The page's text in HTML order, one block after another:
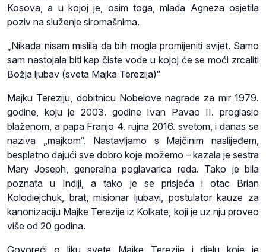
Kosova, a u kojoj je, osim toga, mlada Agneza osjetila
poziv na služenje siromašnima.
„Nikada nisam mislila da bih mogla promijeniti svijet. Samo
sam nastojala biti kap čiste vode u kojoj će se moći zrcaliti
Božja ljubav (sveta Majka Terezija)“
Majku Tereziju, dobitnicu Nobelove nagrade za mir 1979.
godine, koju je 2003. godine Ivan Pavao II. proglasio
blaženom, a papa Franjo 4. rujna 2016. svetom, i danas se
naziva „majkom“. Nastavljamo s Majčinim naslijeđem,
besplatno dajući sve dobro koje možemo – kazala je sestra
Mary Joseph, generalna poglavarica reda. Tako je bila
poznata u Indiji, a tako je se prisjeća i otac Brian
Kolodiejchuk, brat, misionar ljubavi, postulator kauze za
kanonizaciju Majke Terezije iz Kolkate, koji je uz nju proveo
više od 20 godina.
Govoreći o liku svete Majke Terezije i djelu koje je